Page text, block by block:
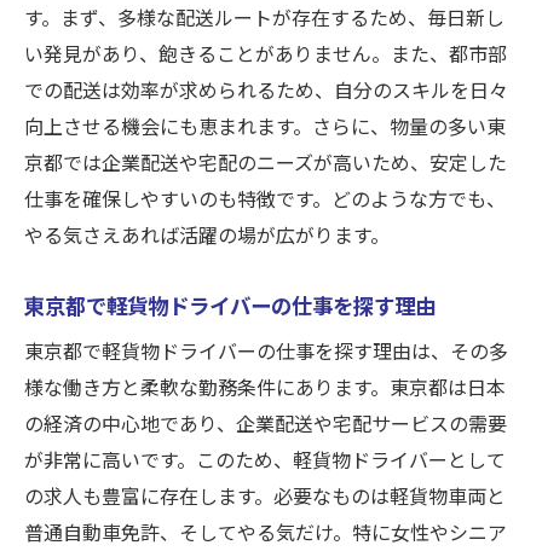
シニア世代も活躍軽貨物車両で始める東京都の
仕事
シニア歓迎の軽貨物ドライバーの仕事とは
軽貨物車両でシニア世代が活躍する方法
シニアドライバーが選ぶ軽貨物の魅力
軽貨物ドライバーとしてシニアが感じるや
軽貨物車両を使ったシニアの仕事生活
シニアのための軽貨物ドライバーチャレン
ジ
柔軟な働き方が可能家庭と両立できる軽貨物ド
ライバー
家庭とバランスが取りやすい軽貨物ドライ
バーの働き方
す。まず、多様な配送ルートが存在するため、毎日新し
い発見があり、飽きることがありません。また、都市部
での配送は効率が求められるため、自分のスキルを日々
向上させる機会にも恵まれます。さらに、物量の多い東
京都では企業配送や宅配のニーズが高いため、安定した
仕事を確保しやすいのも特徴です。どのような方でも、
やる気さえあれば活躍の場が広がります。
東京都で軽貨物ドライバーの仕事を探す理由
東京都で軽貨物ドライバーの仕事を探す理由は、その多
様な働き方と柔軟な勤務条件にあります。東京都は日本
の経済の中心地であり、企業配送や宅配サービスの需要
が非常に高いです。このため、軽貨物ドライバーとして
の求人も豊富に存在します。必要なものは軽貨物車両と
普通自動車免許、そしてやる気だけ。特に女性やシニア